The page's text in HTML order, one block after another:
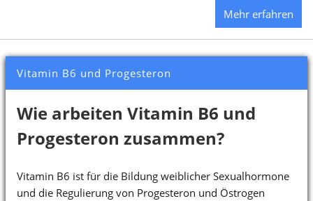
Mehr erfahren
Vitamin B6 und Progesteron
Wie arbeiten Vitamin B6 und
Progesteron zusammen?
Vitamin B6 ist für die Bildung weiblicher Sexualhormone
und die Regulierung von Progesteron und Östrogen